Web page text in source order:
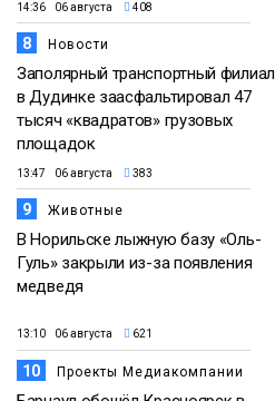
14:36 06 августа 408
8 Новости
Заполярный транспортный филиал
в Дудинке заасфальтировал 47
тысяч «квадратов» грузовых
площадок
13:47 06 августа 383
9 Животные
В Норильске лыжную базу «Оль-
Гуль» закрыли из-за появления
медведя
13:10 06 августа 621
10 Проекты Медиакомпании